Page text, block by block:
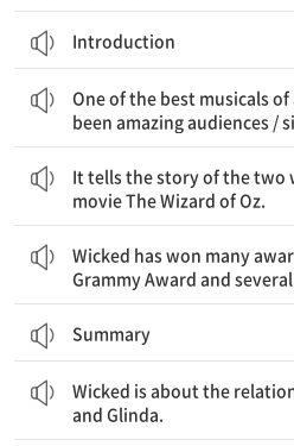
Introduction
One of the best musicals
been amazing audiences /
It tells the story of the two
movie The Wizard of Oz.
Wicked has won many
Grammy Award and
Summary
Wicked is about the
and Glinda.